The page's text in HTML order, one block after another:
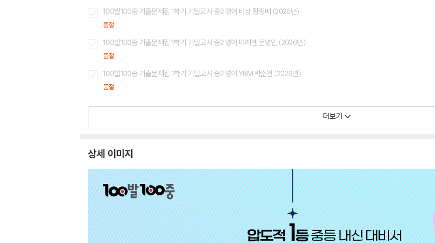
100발100중 기출문제집 1학기 기말고사 중2 영어 비상 황종배 (2026년)
품절
100발100중 기출문제집 1학기 기말고사 중2 영어 미래엔 문영인 (2026년)
품절
100발100중 기출문제집 1학기 기말고사 중2 영어 YBM 박준언 (2026년)
품절
더보기
상세 이미지